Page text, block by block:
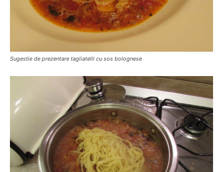
Sugestie de prezentare tagliatelli cu sos bolognese